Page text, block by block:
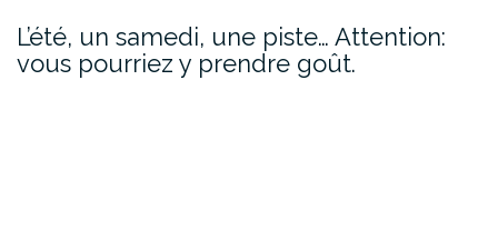
L’été, un samedi, une piste… Attention:
vous pourriez y prendre goût.